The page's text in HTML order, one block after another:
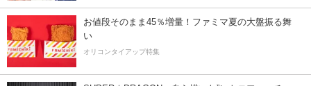
お値段そのまま45％増量！ファミマ夏の大盤振る舞
い
オリコンタイアップ特集